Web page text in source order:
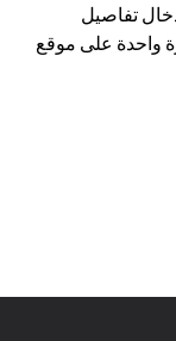
تفاصيل
واحدة على موقع